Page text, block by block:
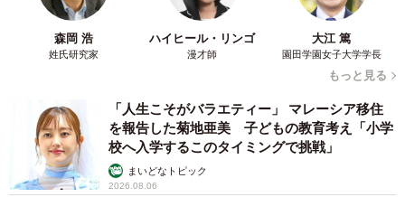
森岡 浩
姓氏研究家
ハイヒール・リンゴ
漫才師
大江 篤
園田学園女子大学学長
もっと見る
「人生こそがバラエティー」 マレーシア移住
を報告した菊地亜美 子どもの教育考え「小学
校へ入学するこのタイミングで挑戦」
まいどなトピック
2026.08.06